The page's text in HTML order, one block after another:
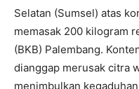
Selatan (Sumsel) atas
memasak 200 kilogram
(BKB) Palembang.
dianggap merusak citra
menimbulkan